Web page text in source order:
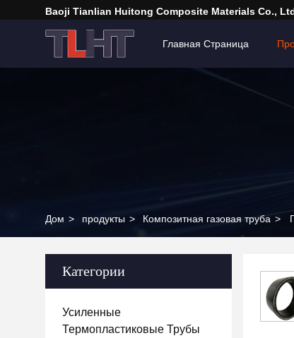
Baoji Tianlian Huitong Composite Materials Co.,
Главная Страница
Дом > продукты > Композитная газовая труба >
Категории
Усиленные
Термопластиковые Трубы